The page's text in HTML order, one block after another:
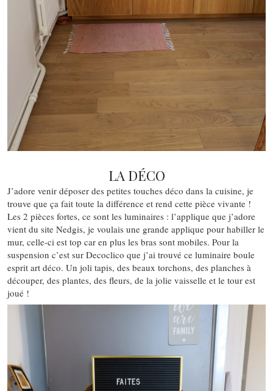
LA DÉCO
J’adore venir déposer des petites touches déco dans la cuisine, je
trouve que ça fait toute la différence et rend cette pièce vivante !
Les 2 pièces fortes, ce sont les luminaires : l’applique que j’adore
vient du site Nedgis, je voulais une grande applique pour habiller le
mur, celle-ci est top car en plus les bras sont mobiles. Pour la
suspension c’est sur Decoclico que j’ai trouvé ce luminaire boule
esprit art déco. Un joli tapis, des beaux torchons, des planches à
découper, des plantes, des fleurs, de la jolie vaisselle et le tour est
joué !